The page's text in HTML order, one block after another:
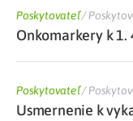
Poskytovateľ/
Onkomarkery k 1.
Poskytovateľ/
Usmernenie k